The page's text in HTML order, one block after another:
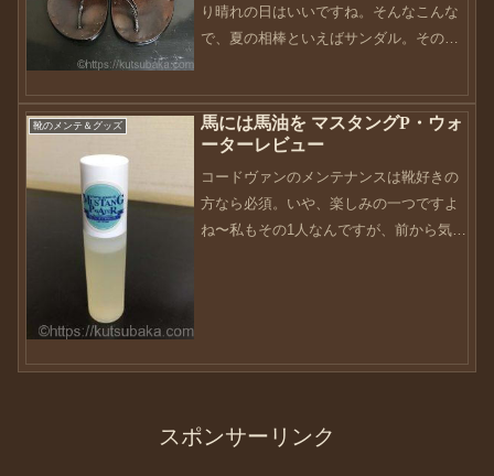
り晴れの日はいいですね。そんなこんな
で、夏の相棒といえばサンダル。そのサ
が、今回は夏に向けてこのサンダルをメ
ンテナンスしました。毎年毎年お世話に
なっているこのJutta ...
靴のメンテ＆グッズ
馬には馬油を マスタングP・ウォ
ーターレビュー
コードヴァンのメンテナンスは靴好きの
方なら必須。いや、楽しみの一つですよ
ね〜私もその1人なんですが、前から気に
スポンサーリンク